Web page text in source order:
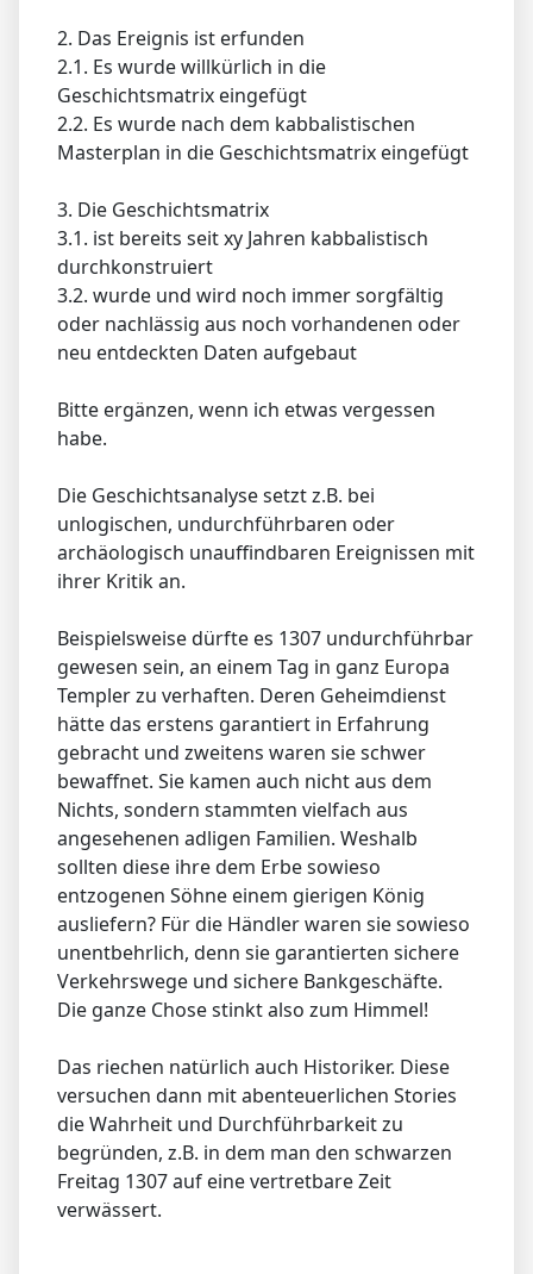
2. Das Ereignis ist erfunden
2.1. Es wurde willkürlich in die
Geschichtsmatrix eingefügt
2.2. Es wurde nach dem kabbalistischen
Masterplan in die Geschichtsmatrix eingefügt
3. Die Geschichtsmatrix
3.1. ist bereits seit xy Jahren kabbalistisch
durchkonstruiert
3.2. wurde und wird noch immer sorgfältig
oder nachlässig aus noch vorhandenen oder
neu entdeckten Daten aufgebaut
Bitte ergänzen, wenn ich etwas vergessen
habe.
Die Geschichtsanalyse setzt z.B. bei
unlogischen, undurchführbaren oder
archäologisch unauffindbaren Ereignissen mit
ihrer Kritik an.
Beispielsweise dürfte es 1307 undurchführbar
gewesen sein, an einem Tag in ganz Europa
Templer zu verhaften. Deren Geheimdienst
hätte das erstens garantiert in Erfahrung
gebracht und zweitens waren sie schwer
bewaffnet. Sie kamen auch nicht aus dem
Nichts, sondern stammten vielfach aus
angesehenen adligen Familien. Weshalb
sollten diese ihre dem Erbe sowieso
entzogenen Söhne einem gierigen König
ausliefern? Für die Händler waren sie sowieso
unentbehrlich, denn sie garantierten sichere
Verkehrswege und sichere Bankgeschäfte.
Die ganze Chose stinkt also zum Himmel!
Das riechen natürlich auch Historiker. Diese
versuchen dann mit abenteuerlichen Stories
die Wahrheit und Durchführbarkeit zu
begründen, z.B. in dem man den schwarzen
Freitag 1307 auf eine vertretbare Zeit
verwässert.